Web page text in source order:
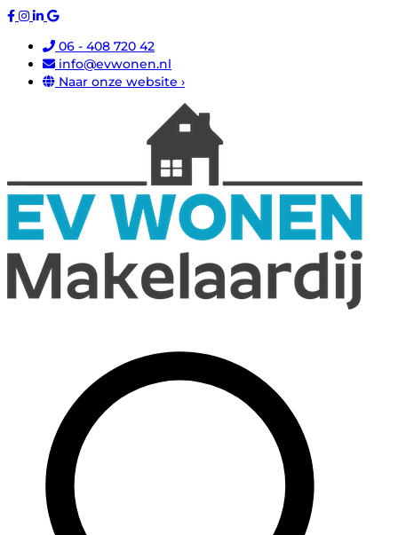
06 - 408 720 42
info@evwonen.nl
Naar onze website ›